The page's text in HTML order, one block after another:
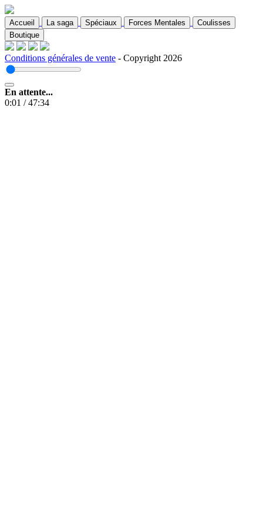
Accueil La saga Spéciaux Forces Mentales
Coulisses
Boutique
Conditions générales de vente - Copyright 2026
En attente...
0:01 /47:34